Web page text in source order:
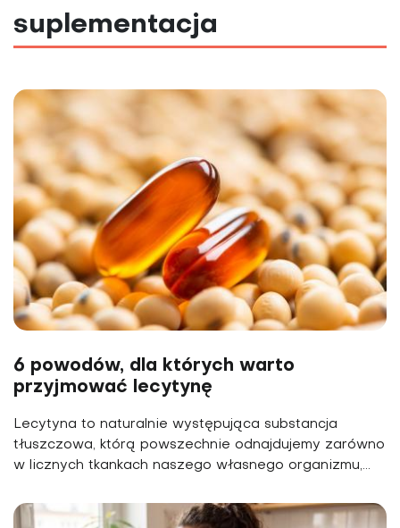
suplementacja
6 powodów, dla których warto
przyjmować lecytynę
Lecytyna to naturalnie występująca substancja
tłuszczowa, którą powszechnie odnajdujemy zarówno
w licznych tkankach naszego własnego organizmu,...